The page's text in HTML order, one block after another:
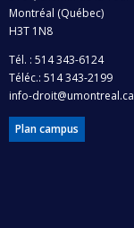
Montréal (Québec)
H3T 1N8
Tél. : 514 343-6124
Téléc.: 514 343-2199
info-droit@umontreal.ca
Plan campus